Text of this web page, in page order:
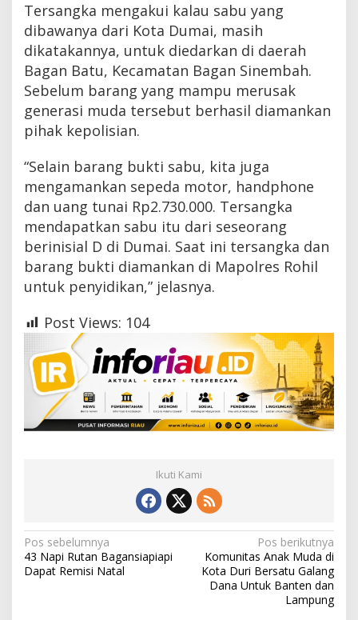
Tersangka mengakui kalau sabu yang
dibawanya dari Kota Dumai, masih
dikatakannya, untuk diedarkan di daerah
Bagan Batu, Kecamatan Bagan Sinembah.
Sebelum barang yang mampu merusak
generasi muda tersebut berhasil diamankan
pihak kepolisian.
“Selain barang bukti sabu, kita juga
mengamankan sepeda motor, handphone
dan uang tunai Rp2.730.000. Tersangka
mendapatkan sabu itu dari seseorang
berinisial D di Dumai. Saat ini tersangka dan
barang bukti diamankan di Mapolres Rohil
untuk penyidikan,” jelasnya.
Post Views: 104
Ikuti Kami
N
a
Pos sebelumnya
43 Napi Rutan Bagansiapiapi
Dapat Remisi Natal
Pos berikutnya
Komunitas Anak Muda di
Kota Duri Bersatu Galang
Dana Untuk Banten dan
Lampung